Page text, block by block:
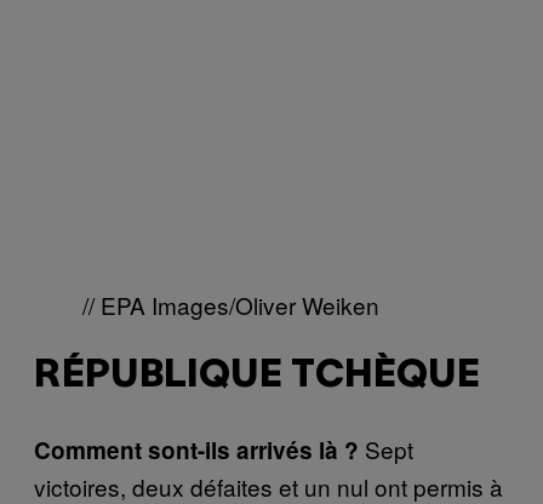
// EPA Images/Oliver Weiken
RÉPUBLIQUE TCHÈQUE
Comment sont-ils arrivés là ? Sept
victoires, deux défaites et un nul ont permis à